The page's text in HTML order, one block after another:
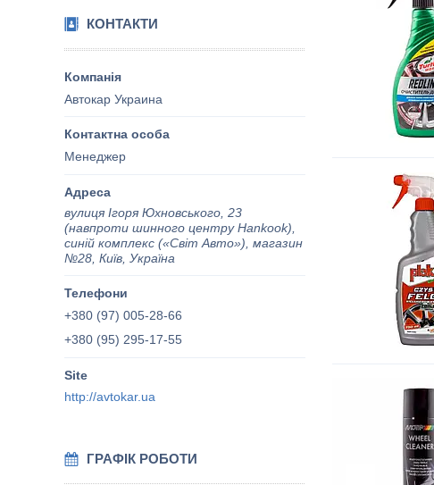
КОНТАКТИ
Автокар Украина
Менеджер
вулиця Ігоря Юхновського, 23
(навпроти шинного центру Hankook),
синій комплекс («Світ Авто»), магазин
№28, Київ, Україна
+380 (97) 005-28-66
+380 (95) 295-17-55
http://avtokar.ua
ГРАФІК РОБОТИ